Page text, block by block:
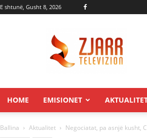
E shtunë, Gusht 8, 2026
HOME EMISIONET
Ballina Aktualitet Negociatat, pa asnjë kusht,